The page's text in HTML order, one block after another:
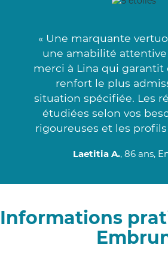
« Une marquante
une amabilité
merci à Lina qui garantit
renfort le plus
situation spécifiée. Les
étudiées selon vos
rigoureuses et les
Laetitia A., 86 ans,
Informations